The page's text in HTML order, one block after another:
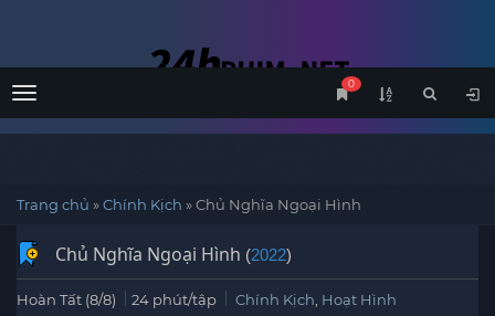
Menu
0
Trang chủ »Chính Kịch »Chủ Nghĩa Ngoại Hình
Chủ Nghĩa Ngoại Hình (2022)
Hoàn Tất (8/8) 24 phút/tập Chính Kịch Hoạt Hình